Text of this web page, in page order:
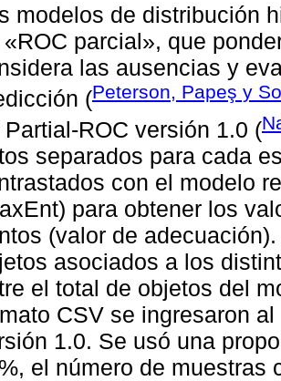
modelos de distribución
«ROC parcial», que
las ausencias y
(Peterson, Papeş y
Partial-ROC versión 1.0 (
separados para cada
con el modelo
para obtener los
(valor de
asociados a los
el total de objetos del
CSV se ingresaron
1.0. Se usó una
el número de muestras